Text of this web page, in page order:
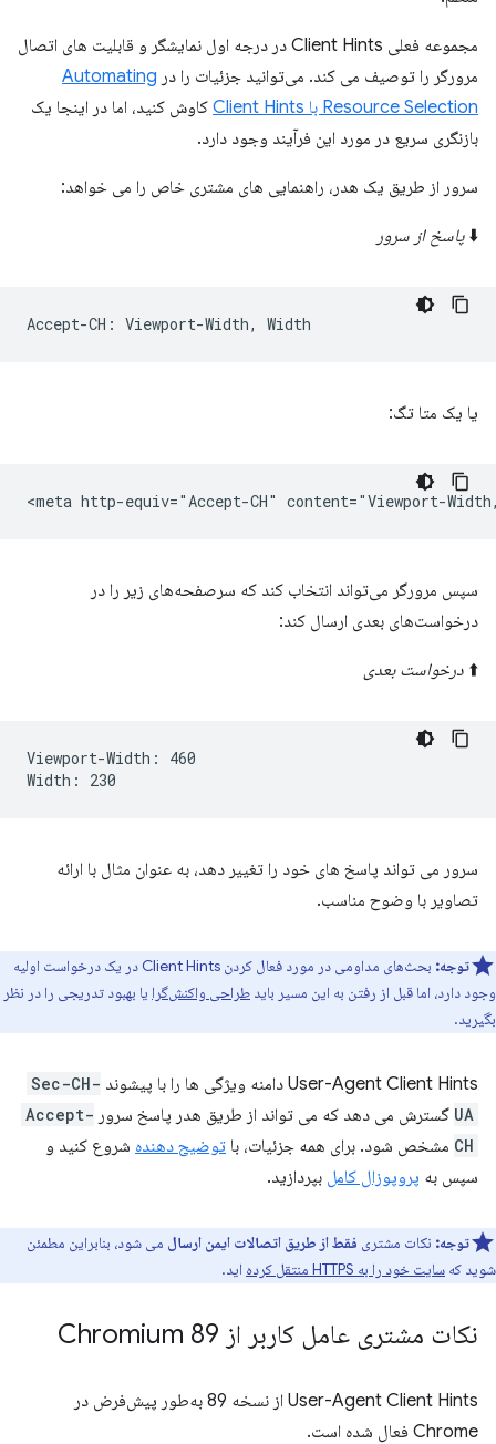
مجموعه فعلی Client Hints در درجه اول نمایشگر و قابلیت های اتصال
مرورگر را توصیف می کند. می‌توانید جزئیات را در Automating
Resource Selection با Client Hints
کاوش کنید، اما در اینجا یک
بازنگری سریع در مورد این فرآیند وجود دارد.
سرور از طریق یک هدر، راهنمایی های مشتری خاص را می خواهد:
⬇️پاسخ از سرور
یا یک متا تگ:
سپس مرورگر می‌تواند انتخاب کند که سرصفحه‌های زیر را در
درخواست‌های بعدی ارسال کند:
⬆️ درخواست بعدی
Viewport-Width: 460
سرور می تواند پاسخ های خود را تغییر دهد، به عنوان مثال با ارائه
تصاویر با وضوح مناسب.
توجه:
بحث‌های مداومی در مورد فعال کردن Client Hints در یک درخواست اولیه
وجود دارد، اما قبل از رفتن به این مسیر باید طراحی واکنش‌گرا یا بهبود تدریجی را در نظر
بگیرید.
User-Agent Client Hints دامنه ویژگی ها را با پیشوند
Sec-CH-
UA گسترش می دهد که می تواند از طریق هدر پاسخ سرور Accept-
CH مشخص شود. برای همه جزئیات، با توضیح دهنده شروع کنید و
سپس به پروپوزال کامل بپردازید.
توجه: نکات مشتری فقط از طریق اتصالات ایمن ارسال می شود، بنابراین مطمئن
شوید که سایت خود را به HTTPS منتقل کرده اید.
نکات مشتری عامل کاربر از Chromium 89
User-Agent Client Hints از نسخه 89 به‌طور پیش‌فرض در
Chrome فعال شده است.